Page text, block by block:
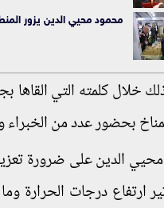
محمود محيي الدين يزور
خلال كلمته التي القاها
بحضور عدد من الخبراء
الدين على ضرورة
ارتفاع درجات الحرارة